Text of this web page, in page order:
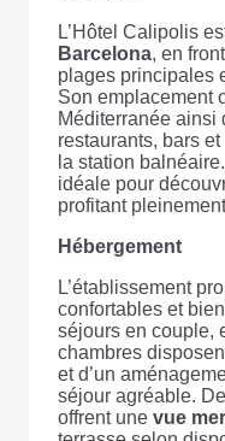
L’Hôtel Calipolis
Barcelona, en
plages principales
Son emplacement
Méditerranée ainsi
restaurants, bars
la station
idéale pour
profitant
Hébergement
L’établissement
confortables et
séjours en couple,
chambres
et d’un
séjour agréable.
offrent une vue mer